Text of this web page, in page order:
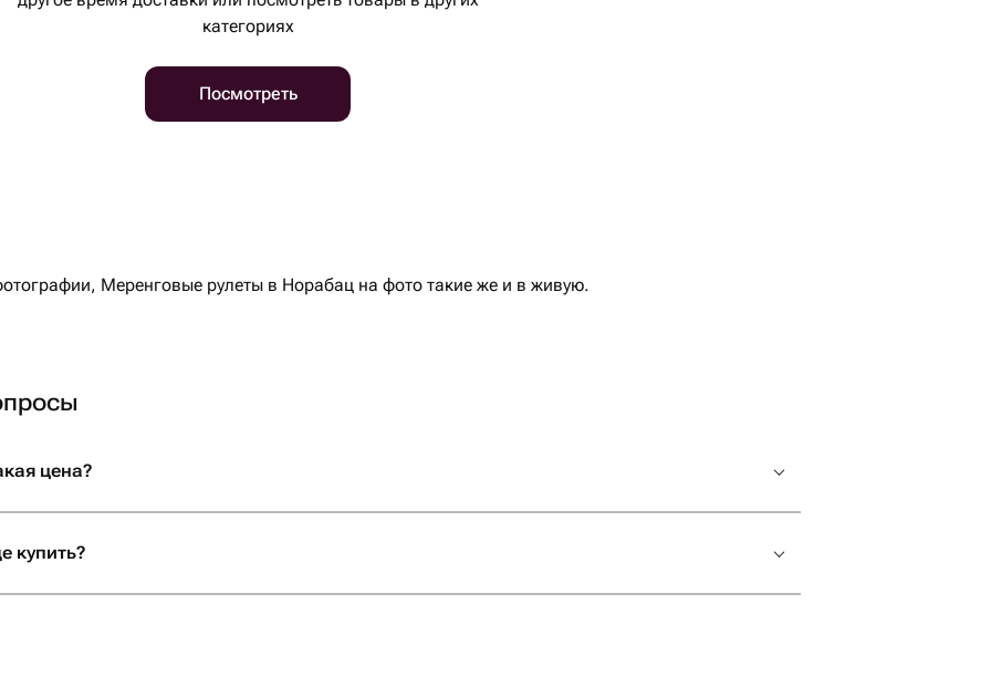
категориях
Посмотреть
🌟На сайте размещаются реальные фотографии, Меренговые рулеты в Норабац на фото такие же и в живую.
цена?
купить?